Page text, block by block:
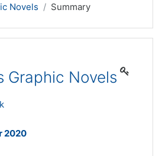
Novels
Summary
Graphic Novels
2020